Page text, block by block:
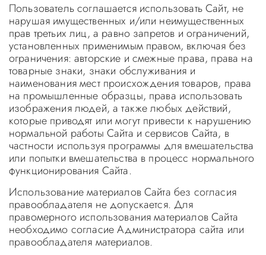
Пользователь соглашается использовать Сайт, не
нарушая имущественных и/или неимущественных
прав третьих лиц, а равно запретов и ограничений,
установленных применимым правом, включая без
ограничения: авторские и смежные права, права на
товарные знаки, знаки обслуживания и
наименования мест происхождения товаров, права
на промышленные образцы, права использовать
изображения людей, а также любых действий,
которые приводят или могут привести к нарушению
нормальной работы Сайта и сервисов Сайта, в
частности используя программы для вмешательства
или попытки вмешательства в процесс нормального
функционирования Сайта.
Использование материалов Сайта без согласия
правообладателя не допускается. Для
правомерного использования материалов Сайта
необходимо согласие Администратора сайта или
правообладателя материалов.